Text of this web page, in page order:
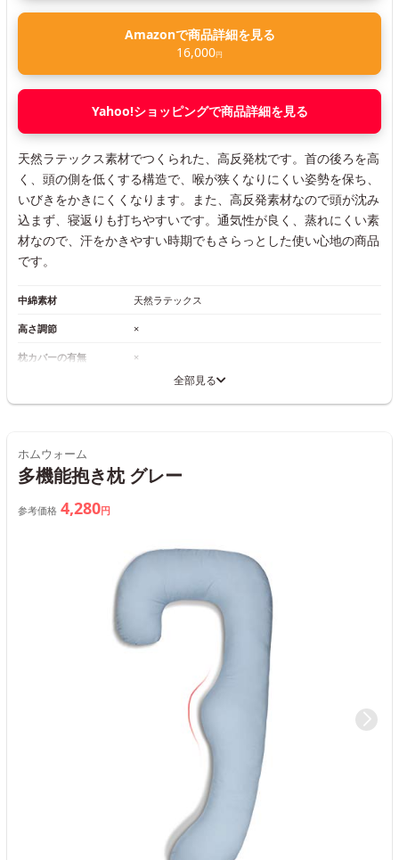
Amazonで商品詳細を見る
16,000円
Yahoo!ショッピングで商品詳細を見る
天然ラテックス素材でつくられた、高反発枕です。首の後ろを高
く、頭の側を低くする構造で、喉が狭くなりにくい姿勢を保ち、
いびきをかきにくくなります。また、高反発素材なので頭が沈み
込まず、寝返りも打ちやすいです。通気性が良く、蒸れにくい素
材なので、汗をかきやすい時期でもさらっとした使い心地の商品
です。
中綿素材 天然ラテックス
高さ調節 ×
枕カバーの有無 ×
全部見る
ホムウォーム
多機能抱き枕 グレー
参考価格 4,280円